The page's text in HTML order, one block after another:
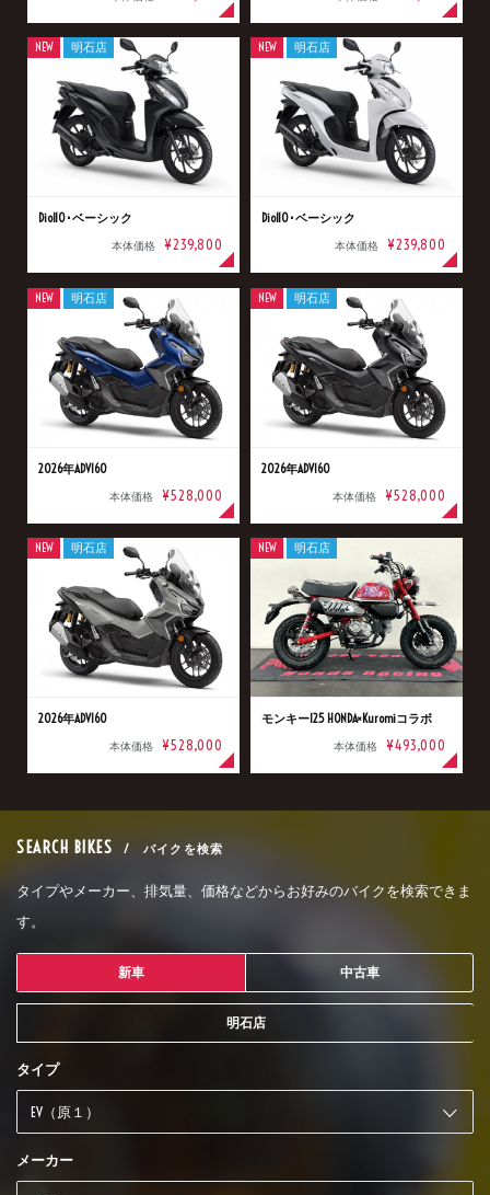
Dio110･ベーシック
本体価格 ¥239,800
NEW 明石店
Dio110･ベーシック
本体価格 ¥239,800
NEW 明石店
2026年ADV160
本体価格 ¥528,000
NEW 明石店
2026年ADV160
本体価格 ¥528,000
NEW 明石店
2026年ADV160
本体価格 ¥528,000
NEW 明石店
モンキー125 HONDA×Kuromiコラボ
本体価格 ¥493,000
NEW 明石店
SEARCH BIKES / バイクを検索
タイプやメーカー、排気量、価格などからお好みのバイクを検索できま
す。
新車 中古車
明石店
タイプ
メーカー